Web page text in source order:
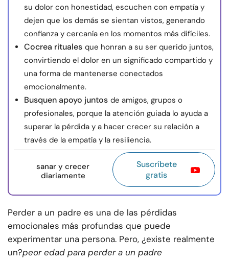
su dolor con honestidad, escuchen con empatía y
dejen que los demás se sientan vistos, generando
confianza y cercanía en los momentos más difíciles.
Cocrea rituales que honran a su ser querido juntos,
convirtiendo el dolor en un significado compartido y
una forma de mantenerse conectados
emocionalmente.
Busquen apoyo juntos de amigos, grupos o
profesionales, porque la atención guiada lo ayuda a
superar la pérdida y a hacer crecer su relación a
través de la empatía y la resiliencia.
sanar y crecer
diariamente
Suscríbete
gratis
Perder a un padre es una de las pérdidas
emocionales más profundas que puede
experimentar una persona. Pero, ¿existe realmente
un?peor edad para perder a un padre